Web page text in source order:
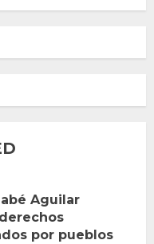
Aguilar
por pueblos